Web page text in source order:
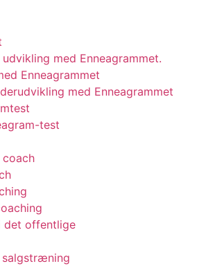
med Enneagrammet.
Enneagrammet
med Enneagrammet
test
coach
det offentlige